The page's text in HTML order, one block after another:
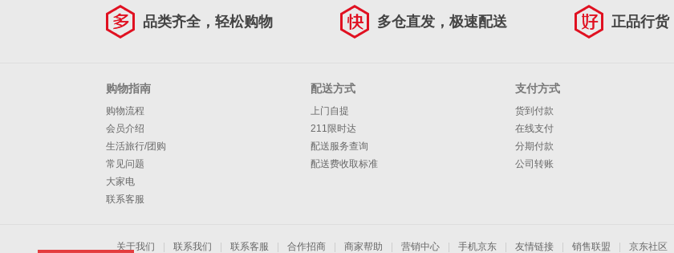
品类齐全，轻松购物 多仓直发，极速配送 正品行货
购物指南
购物流程
会员介绍
生活旅行/团购
常见问题
大家电
联系客服
配送方式
上门自提
211限时达
配送服务查询
配送费收取标准
支付方式
货到付款
在线支付
分期付款
公司转账
关于我们 联系我们 联系客服 合作招商 商家帮助 营销中心 手机京东 友情链接 销售联盟 京东社区